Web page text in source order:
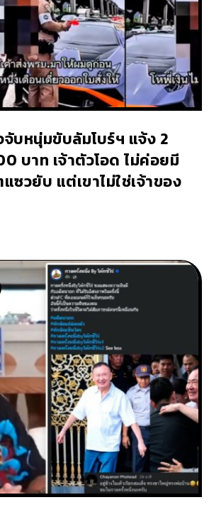
จับหนุ่มขับลัมโบร์ฯ แจ้ง 2
บาท เจ้าตัวโอด ไม่ค่อยมี
ซวยับ แต่เขาไม่ใช่เจ้าของ